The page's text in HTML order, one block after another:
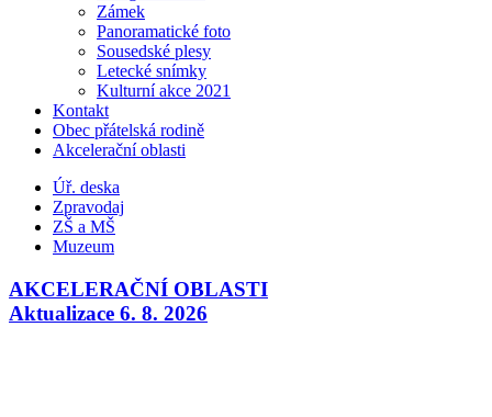
Zámek
Panoramatické foto
Sousedské plesy
Letecké snímky
Kulturní akce 2021
Kontakt
Obec přátelská rodině
Akcelerační oblasti
Úř. deska
Zpravodaj
ZŠ a MŠ
Muzeum
AKCELERAČNÍ OBLASTI
Aktualizace 6. 8. 2026